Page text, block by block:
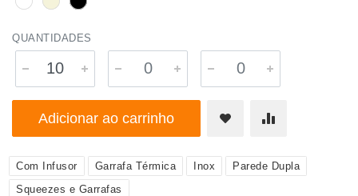
QUANTIDADES
Adicionar ao carrinho
Com Infusor Garrafa Térmica Inox
Parede Dupla
Squeezes e Garrafas